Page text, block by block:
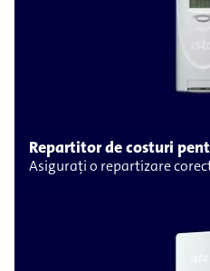
Repartitor de costuri
Asigurați o repartizare